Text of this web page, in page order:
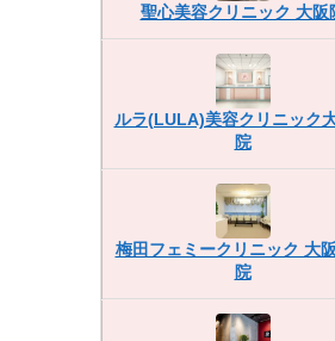
聖心美容クリニック 大阪
ルラ(LULA)美容クリニック
院
梅田フェミークリニック 大
院